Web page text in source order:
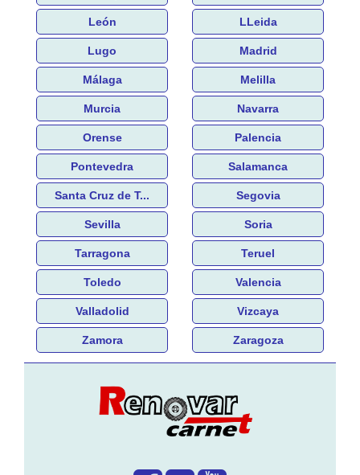
León LLeida
Lugo Madrid
Málaga Melilla
Murcia Navarra
Orense Palencia
Pontevedra Salamanca
Santa Cruz de T... Segovia
Sevilla Soria
Tarragona Teruel
Toledo Valencia
Valladolid Vizcaya
Zamora Zaragoza